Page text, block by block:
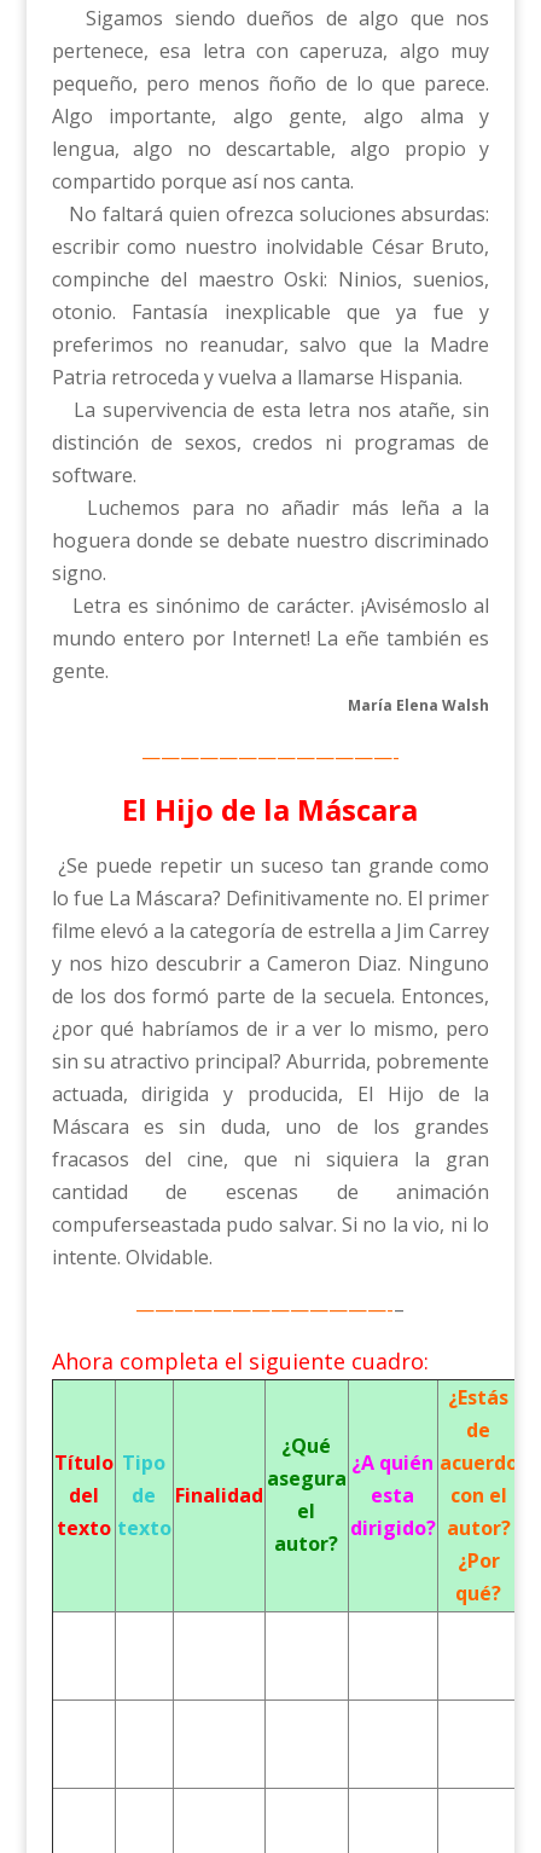
Sigamos siendo dueños de algo que nos
pertenece, esa letra con caperuza, algo muy
pequeño, pero menos ñoño de lo que parece.
Algo importante, algo gente, algo alma y
lengua, algo no descartable, algo propio y
compartido porque así nos canta.
No faltará quien ofrezca soluciones absurdas:
escribir como nuestro inolvidable César Bruto,
compinche del maestro Oski: Ninios, suenios,
otonio. Fantasía inexplicable que ya fue y
preferimos no reanudar, salvo que la Madre
Patria retroceda y vuelva a llamarse Hispania.
La supervivencia de esta letra nos atañe, sin
distinción de sexos, credos ni programas de
software.
Luchemos para no añadir más leña a la
hoguera donde se debate nuestro discriminado
signo.
Letra es sinónimo de carácter. ¡Avisémoslo al
mundo entero por Internet! La eñe también es
gente.
María Elena Walsh
—————————————-
El Hijo de la Máscara
¿Se puede repetir un suceso tan grande como
lo fue La Máscara? Definitivamente no. El primer
filme elevó a la categoría de estrella a Jim Carrey
y nos hizo descubrir a Cameron Diaz. Ninguno
de los dos formó parte de la secuela. Entonces,
¿por qué habríamos de ir a ver lo mismo, pero
sin su atractivo principal? Aburrida, pobremente
actuada, dirigida y producida, El Hijo de la
Máscara es sin duda, uno de los grandes
fracasos del cine, que ni siquiera la gran
cantidad de escenas de animación
compuferseastada pudo salvar. Si no la vio, ni lo
intente. Olvidable.
—————————————-–
Ahora completa el siguiente cuadro:
Título
del
texto
Tipo
de
texto
Finalidad
¿Qué
asegura
el
autor?
¿A quién
esta
dirigido?
¿Estás
de
acuerdo
con el
autor?
¿Por
qué?